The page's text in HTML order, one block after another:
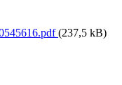
(237,5 kB)